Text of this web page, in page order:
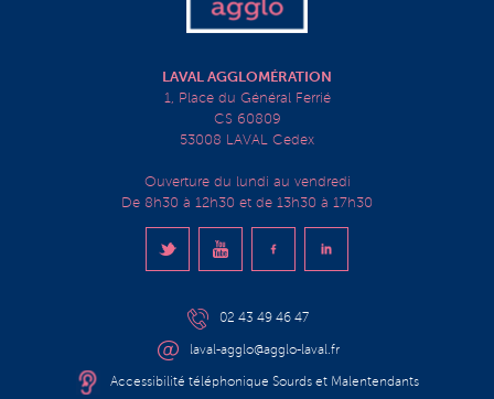
LAVAL AGGLOMÉRATION
1, Place du Général Ferrié
CS 60809
53008 LAVAL Cedex
Ouverture du lundi au vendredi
De 8h30 à 12h30 et de 13h30 à 17h30
02 43 49 46 47
laval-agglo@agglo-laval.fr
Accessibilité téléphonique Sourds et Malentendants